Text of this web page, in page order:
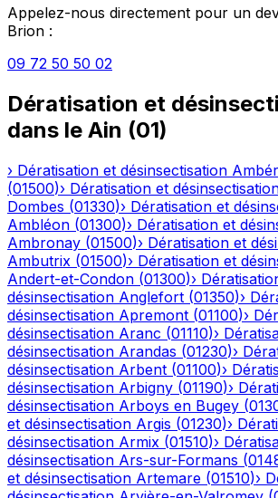
Appelez-nous directement pour un
Brion :
09 72 50 50 02
Dératisation et
dans le Ain (01)
› Dératisation et désinsectisation
(01500)› Dératisation et
Dombes (01330)› Dératisation et
Ambléon (01300)› Dératisation et
Ambronay (01500)› Dératisation et
Ambutrix (01500)› Dératisation et
Andert-et-Condon (01300)›
désinsectisation Anglefort (01350)›
désinsectisation Apremont (01100)›
désinsectisation Aranc (01110)›
désinsectisation Arandas (01230)›
désinsectisation Arbent (01100)›
désinsectisation Arbigny (01190)›
désinsectisation Arboys en Bugey (
et désinsectisation Argis (01230)›
désinsectisation Armix (01510)›
désinsectisation Ars-sur-Formans (
et désinsectisation Artemare (01510)›